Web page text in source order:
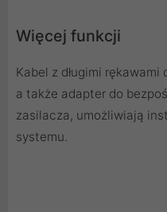
Więcej funkcji
Kabel z długimi rękawami
a także adapter do
zasilacza, umożliwiają
systemu.